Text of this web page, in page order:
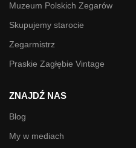
Muzeum Polskich Zegarów
Skupujemy starocie
Zegarmistrz
Praskie Zagłębie Vintage
ZNAJDŹ NAS
Blog
My w mediach